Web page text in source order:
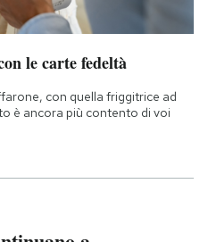
le carte fedeltà
con quella friggitrice ad
è ancora più contento di voi